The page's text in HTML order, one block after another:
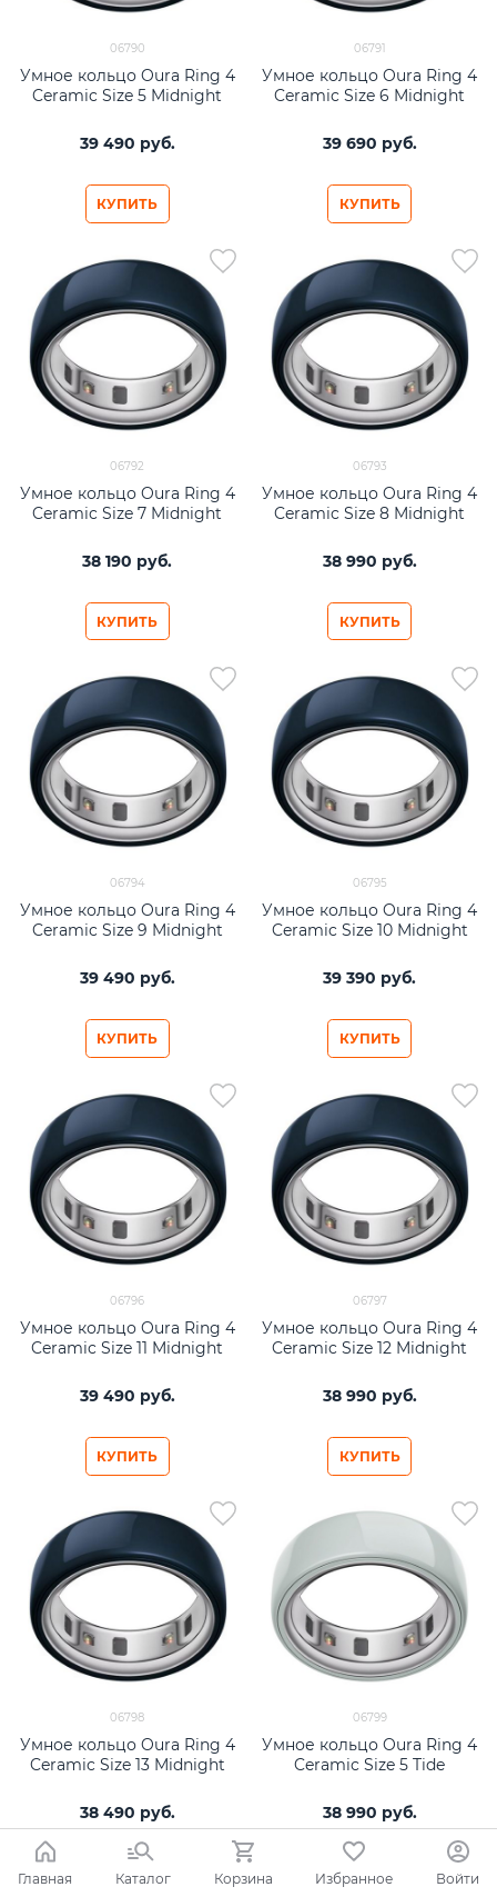
06790
Умное кольцо Oura Ring 4
Ceramic Size 5 Midnight
39 490 руб.
КУПИТЬ
06791
Умное кольцо Oura Ring 4
Ceramic Size 6 Midnight
39 690 руб.
КУПИТЬ
06792
Умное кольцо Oura Ring 4
Ceramic Size 7 Midnight
38 190 руб.
КУПИТЬ
06793
Умное кольцо Oura Ring 4
Ceramic Size 8 Midnight
38 990 руб.
КУПИТЬ
06794
Умное кольцо Oura Ring 4
Ceramic Size 9 Midnight
39 490 руб.
КУПИТЬ
06795
Умное кольцо Oura Ring 4
Ceramic Size 10 Midnight
39 390 руб.
КУПИТЬ
06796
Умное кольцо Oura Ring 4
Ceramic Size 11 Midnight
39 490 руб.
КУПИТЬ
06797
Умное кольцо Oura Ring 4
Ceramic Size 12 Midnight
38 990 руб.
КУПИТЬ
06798
Умное кольцо Oura Ring 4
Ceramic Size 13 Midnight
38 490 руб.
КУПИТЬ
06799
Умное кольцо Oura Ring 4
Ceramic Size 5 Tide
38 990 руб.
КУПИТЬ
Главная Каталог Корзина Избранное Войти